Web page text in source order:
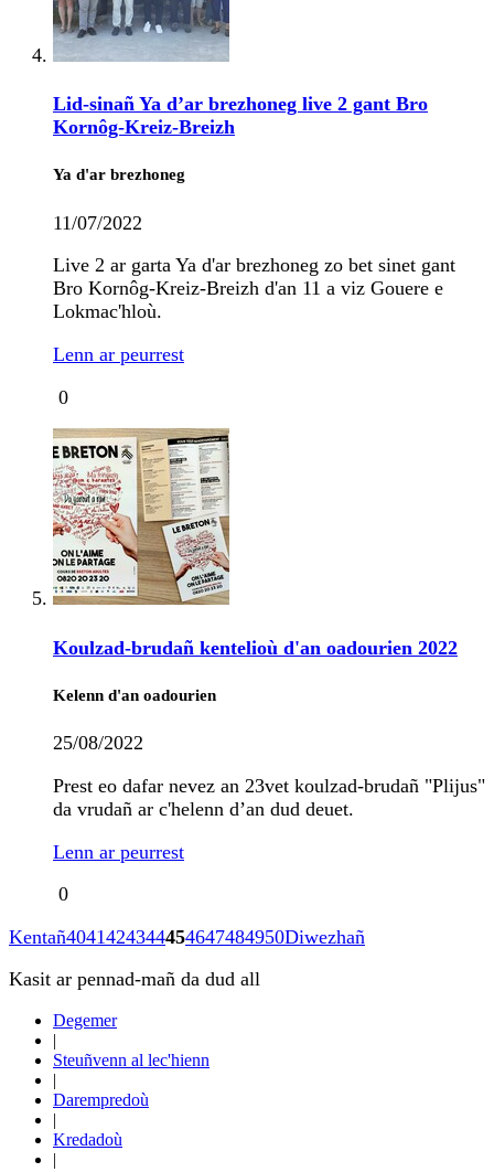
Lid-sinañ Ya d’ar brezhoneg live 2 gant Bro
Kornôg-Kreiz-Breizh
Ya d'ar brezhoneg
11/07/2022
Live 2 ar garta Ya d'ar brezhoneg zo bet sinet gant
Bro Kornôg-Kreiz-Breizh d'an 11 a viz Gouere e
Lokmac'hloù.
Lenn ar peurrest
0
Koulzad-brudañ kentelioù d'an oadourien 2022
Kelenn d'an oadourien
25/08/2022
Prest eo dafar nevez an 23vet koulzad-brudañ "Plijus"
da vrudañ ar c'helenn d’an dud deuet.
Lenn ar peurrest
0
Kentañ4041424344454647484950Diwezhañ
Kasit ar pennad-mañ da dud all
Degemer
|
Steuñvenn al lec'hienn
|
Darempredoù
|
Kredadoù
|